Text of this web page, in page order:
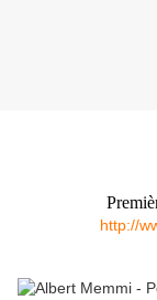
http://